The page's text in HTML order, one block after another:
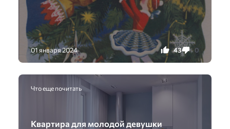
01 января 2024 43 0
Что еще почитать
Квартира для молодой девушки